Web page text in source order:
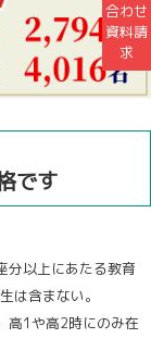
合わせ
資料請
求
です
分以上にあたる教育
は含まない。
高1や高2時にのみ在